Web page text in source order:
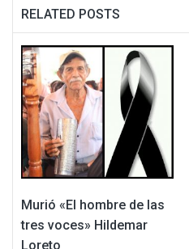
RELATED POSTS
Murió «El hombre de las
tres voces» Hildemar
Loreto